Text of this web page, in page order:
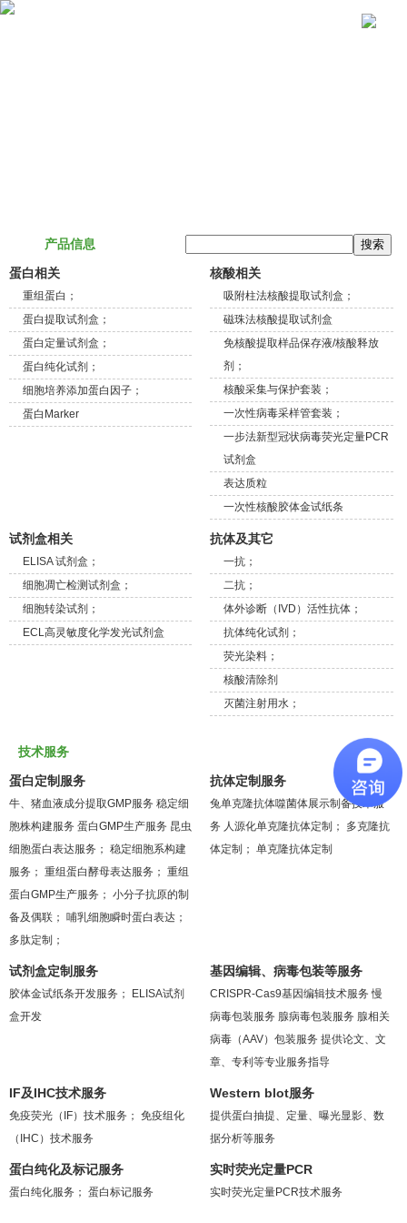
产品信息
蛋白相关
重组蛋白；
蛋白提取试剂盒；
蛋白定量试剂盒；
蛋白纯化试剂；
细胞培养添加蛋白因子；
蛋白Marker
核酸相关
吸附柱法核酸提取试剂盒；
磁珠法核酸提取试剂盒
免核酸提取样品保存液/核酸释放
剂；
核酸采集与保护套装；
一次性病毒采样管套装；
一步法新型冠状病毒荧光定量PCR
试剂盒
表达质粒
一次性核酸胶体金试纸条
试剂盒相关
ELISA 试剂盒；
细胞凋亡检测试剂盒；
细胞转染试剂；
ECL高灵敏度化学发光试剂盒
抗体及其它
一抗；
二抗；
体外诊断（IVD）活性抗体；
抗体纯化试剂；
荧光染料；
核酸清除剂
灭菌注射用水；
技术服务
蛋白定制服务
牛、猪血液成分提取GMP服务 稳定细
胞株构建服务 蛋白GMP生产服务 昆虫
细胞蛋白表达服务； 稳定细胞系构建
服务； 重组蛋白酵母表达服务； 重组
蛋白GMP生产服务； 小分子抗原的制
备及偶联； 哺乳细胞瞬时蛋白表达；
多肽定制；
抗体定制服务
兔单克隆抗体噬菌体展示制备技术服
务 人源化单克隆抗体定制；
多克隆抗
体定制； 单克隆抗体定制
试剂盒定制服务
胶体金试纸条开发服务；
ELISA试剂
盒开发
基因编辑、病毒包装等服务
CRISPR-Cas9基因编辑技术服务 慢
病毒包装服务 腺病毒包装服务 腺相关
病毒（AAV）包装服务 提供论文、文
章、专利等专业服务指导
IF及IHC技术服务
免疫荧光（IF）技术服务； 免疫组化
（IHC）技术服务
Western blot服务
提供蛋白抽提、定量、曝光显影、数
据分析等服务
蛋白纯化及标记服务
蛋白纯化服务； 蛋白标记服务
实时荧光定量PCR
实时荧光定量PCR技术服务